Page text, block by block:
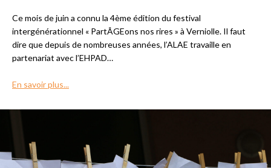
Ce mois de juin a connu la 4ème édition du festival
intergénérationnel « PartÂGEons nos rires » à Verniolle. Il faut
dire que depuis de nombreuses années, l’ALAE travaille en
partenariat avec l’EHPAD…
En savoir plus...